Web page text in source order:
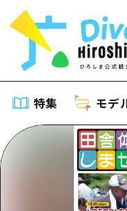
特集 モデ
特集
特集
モデル